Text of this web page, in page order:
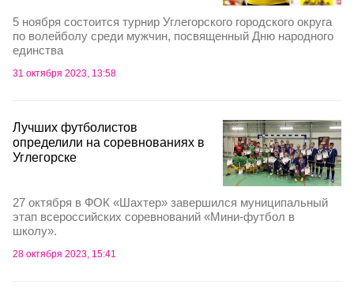
5 ноября состоится турнир Углегорского городского округа
по волейболу среди мужчин, посвященный Дню народного
единства
31 октября 2023, 13:58
Лучших футболистов
определили на соревнованиях в
Углегорске
27 октября в ФОК «Шахтер» завершился муниципальный
этап всероссийских соревнований «Мини-футбол в
школу».
28 октября 2023, 15:41